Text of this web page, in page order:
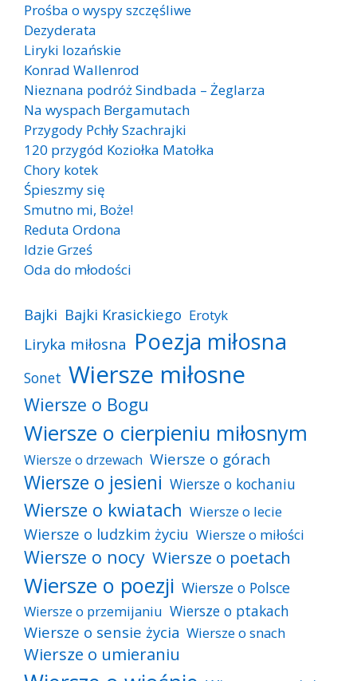
Prośba o wyspy szczęśliwe
Dezyderata
Liryki lozańskie
Konrad Wallenrod
Nieznana podróż Sindbada – Żeglarza
Na wyspach Bergamutach
Przygody Pchły Szachrajki
120 przygód Koziołka Matołka
Chory kotek
Śpieszmy się
Smutno mi, Boże!
Reduta Ordona
Idzie Grześ
Oda do młodości
Bajki Bajki Krasickiego Erotyk
Liryka miłosna Poezja miłosna
Sonet Wiersze miłosne
Wiersze o Bogu
Wiersze o cierpieniu miłosnym
Wiersze o drzewach Wiersze o górach
Wiersze o jesieni Wiersze o kochaniu
Wiersze o kwiatach Wiersze o lecie
Wiersze o ludzkim życiu Wiersze o miłości
Wiersze o nocy Wiersze o poetach
Wiersze o poezji Wiersze o Polsce
Wiersze o przemijaniu Wiersze o ptakach
Wiersze o sensie życia Wiersze o snach
Wiersze o umieraniu